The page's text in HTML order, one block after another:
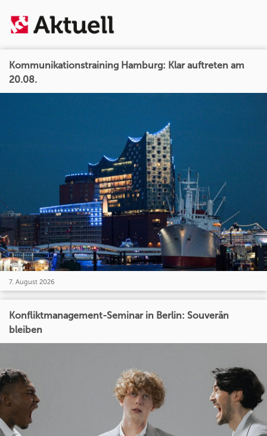
Kommunikationstraining Hamburg: Klar auftreten am
20.08.
7. August 2026
Konfliktmanagement-Seminar in Berlin: Souverän
bleiben